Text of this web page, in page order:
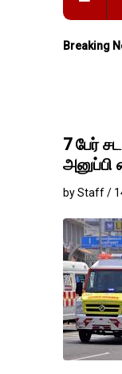
Breaking
7 பேர்
அனுப்பி
by Staff /